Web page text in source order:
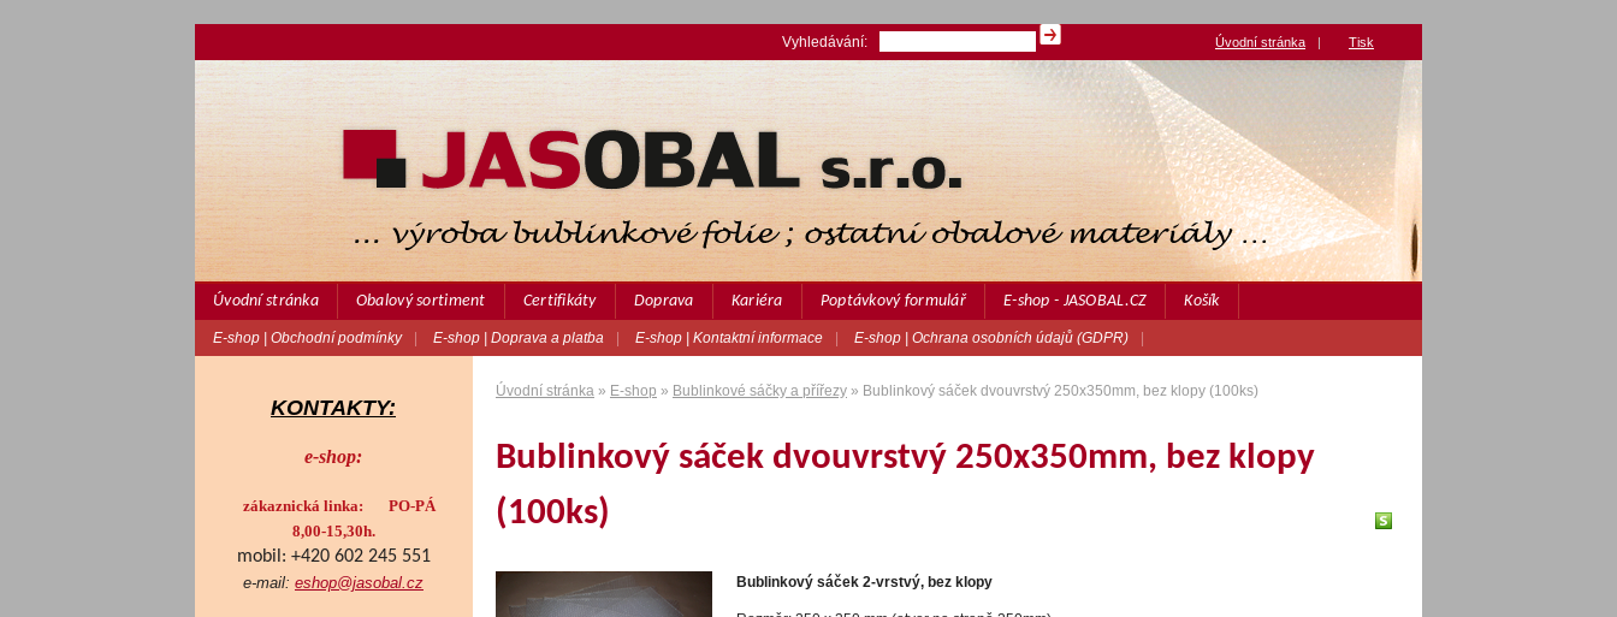
Úvodní stránka Obalový sortiment Certifikáty Doprava Kariéra Poptávkový formulář E-shop - JASOBAL.CZ Košík
E-shop | Obchodní podmínky E-shop | Doprava a platba E-shop | Kontaktní informace E-shop | Ochrana osobních údajů (GDPR)
Úvodní stránka » E-shop » Bublinkové sáčky a přířezy » Bublinkový sáček dvouvrstvý 250x350mm, bez klopy (100ks)
Bublinkový sáček dvouvrstvý 250x350mm, bez klopy
(100ks)
Bublinkový sáček 2-vrstvý, bez klopy
KONTAKTY:
e-shop:
zákaznická linka: PO-PÁ
8,00-15,30h.
mobil: +420 602 245 551
e-mail: eshop@jasobal.cz
Vyhledávání: Úvodní stránka | Tisk